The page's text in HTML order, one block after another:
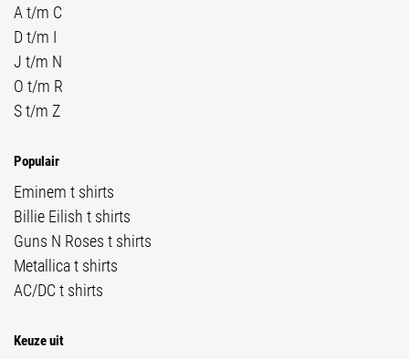
A t/m C
D t/m I
J t/m N
O t/m R
S t/m Z
Populair
Eminem t shirts
Billie Eilish t shirts
Guns N Roses t shirts
Metallica t shirts
AC/DC t shirts
Keuze uit